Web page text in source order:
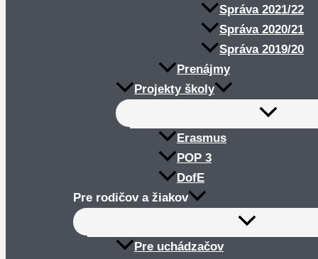
Správa 2021/22
Správa 2020/21
Správa 2019/20
Prenájmy
Projekty školy
Erasmus
POP 3
DofE
Pre rodičov a žiakov
Pre uchádzačov